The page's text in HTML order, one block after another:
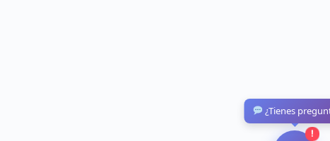
!
¿Tienes